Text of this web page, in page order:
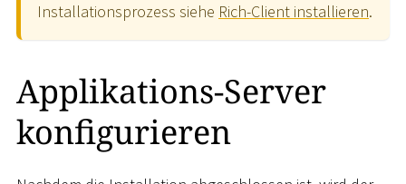
Installationsprozess siehe Rich-Client installieren.
Applikations-Server
konfigurieren